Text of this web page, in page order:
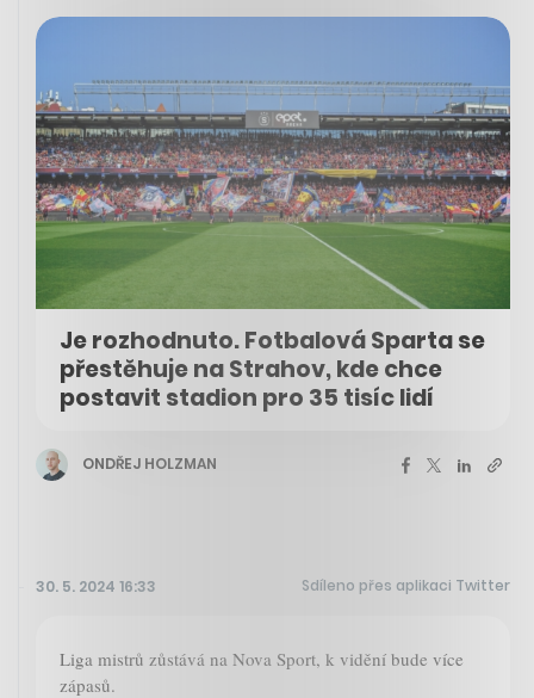
Je rozhodnuto. Fotbalová Sparta se
přestěhuje na Strahov, kde chce
postavit stadion pro 35 tisíc lidí
ONDŘEJ HOLZMAN
30. 5. 2024 16:33 Sdíleno přes aplikaci Twitter
Liga mistrů zůstává na Nova Sport, k vidění bude více
zápasů.